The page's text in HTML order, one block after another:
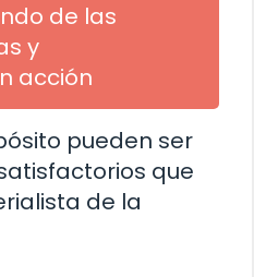
de las
y
acción
pueden ser
que
de la